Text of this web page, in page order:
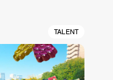
TALENT